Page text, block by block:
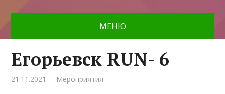
МЕНЮ
Егорьевск RUN- 6
21.11.2021 Мероприятия